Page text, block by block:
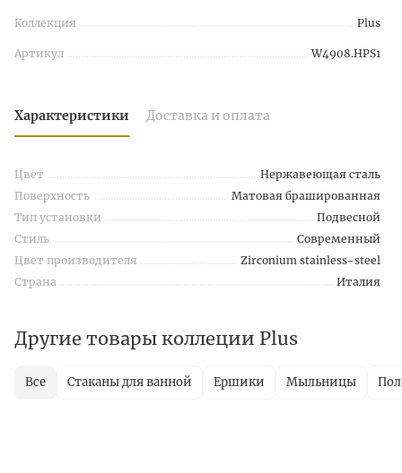
Коллекция Plus
Артикул W4908.HPS1
Характеристики Доставка и оплата
Цвет
Нержавеющая сталь
Поверхность
Матовая брашированная
Тип установки
Подвесной
Стиль
Современный
Цвет производителя
Zirconium stainless-steel
Страна
Италия
Другие товары коллеции Plus
Все Стаканы для ванной Ершики Мыльницы